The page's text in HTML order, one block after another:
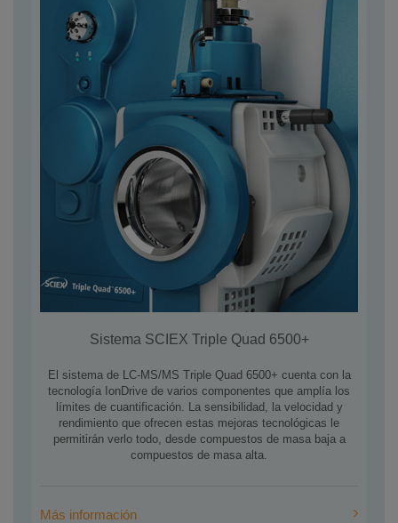
Sistema SCIEX Triple Quad 6500+
El sistema de LC-MS/MS Triple Quad 6500+ cuenta con la
tecnología IonDrive de varios componentes que amplía los
límites de cuantificación. La sensibilidad, la velocidad y
rendimiento que ofrecen estas mejoras tecnológicas le
permitirán verlo todo, desde compuestos de masa baja a
compuestos de masa alta.
Más información